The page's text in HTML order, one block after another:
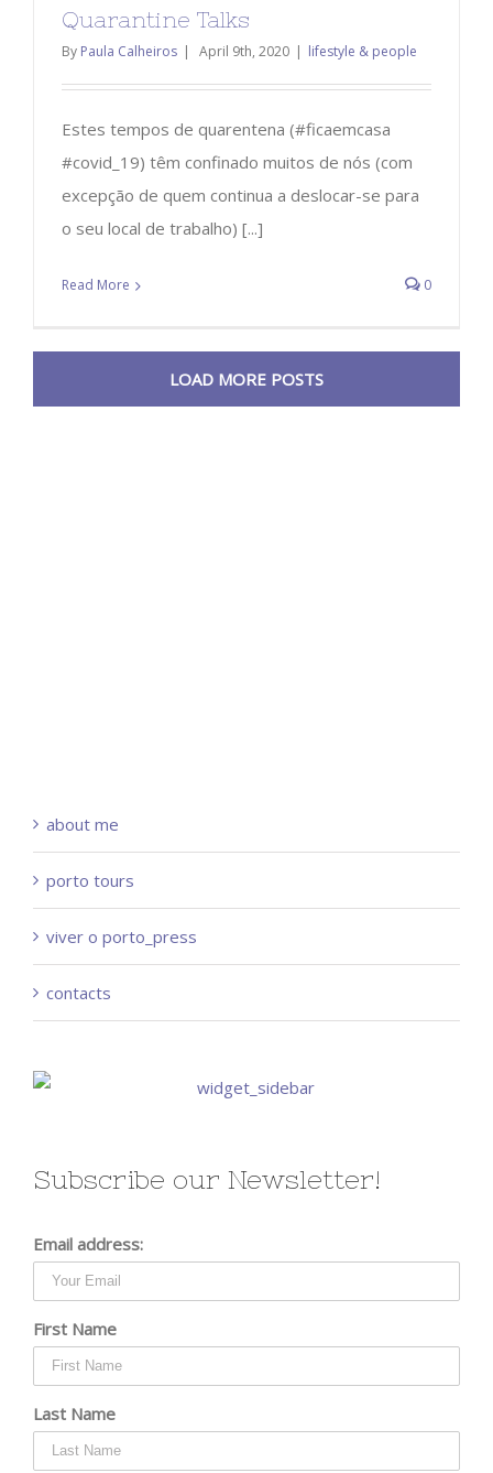
Quarantine Talks
By Paula Calheiros | April 9th, 2020 | lifestyle & people
Estes tempos de quarentena (#ficaemcasa
#covid_19) têm confinado muitos de nós (com
excepção de quem continua a deslocar-se para
o seu local de trabalho) [...]
Read More 0
LOAD MORE POSTS
about me
porto tours
viver o porto_press
contacts
Subscribe our Newsletter!
Email address:
First Name
Last Name